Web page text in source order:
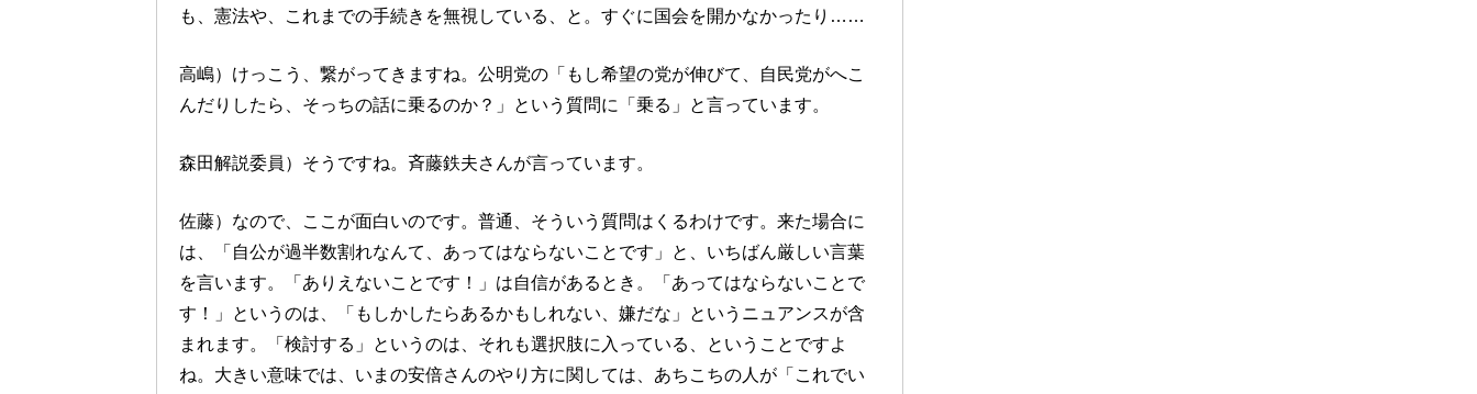
も、憲法や、これまでの手続きを無視している、と。すぐに国会を開かなかったり……
高嶋）けっこう、繋がってきますね。公明党の「もし希望の党が伸びて、自民党がへこ
んだりしたら、そっちの話に乗るのか？」という質問に「乗る」と言っています。
森田解説委員）そうですね。斉藤鉄夫さんが言っています。
佐藤）なので、ここが面白いのです。普通、そういう質問はくるわけです。来た場合に
は、「自公が過半数割れなんて、あってはならないことです」と、いちばん厳しい言葉
を言います。「ありえないことです！」は自信があるとき。「あってはならないことで
す！」というのは、「もしかしたらあるかもしれない、嫌だな」というニュアンスが含
まれます。「検討する」というのは、それも選択肢に入っている、ということですよ
ね。大きい意味では、いまの安倍さんのやり方に関しては、あちこちの人が「これでい